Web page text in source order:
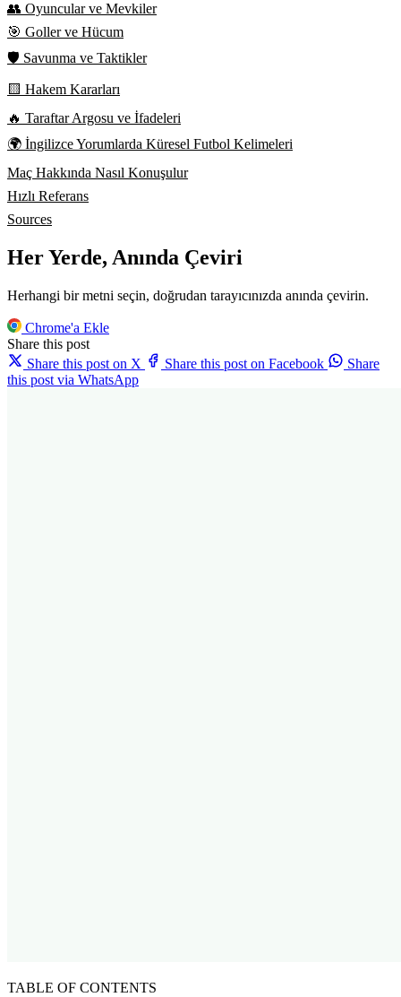
👥 Oyuncular ve Mevkiler
🎯 Goller ve Hücum
🛡️ Savunma ve Taktikler
🟨 Hakem Kararları
🔥 Taraftar Argosu ve İfadeleri
🌍 İngilizce Yorumlarda Küresel Futbol Kelimeleri
Maç Hakkında Nasıl Konuşulur
Hızlı Referans
Sources
Her Yerde, Anında Çeviri
Herhangi bir metni seçin, doğrudan tarayıcınızda anında çevirin.
Chrome'a Ekle
Share this post
Share this post on X
Share this post on Facebook
Share
this post via WhatsApp
TABLE OF CONTENTS